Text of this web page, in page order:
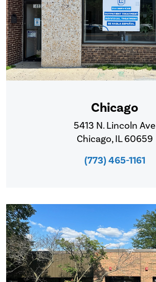
Chicago
5413 N. Lincoln Ave
Chicago, IL 60659
(773) 465-1161